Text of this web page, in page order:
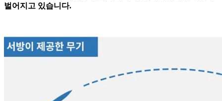
벌어지고 있습니다.